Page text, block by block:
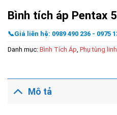
Bình tích áp Pentax
📞Giá liên hệ: 0989 490 236 - 0975
Danh mục: Bình Tích Áp Phụ tùng
Mô tả